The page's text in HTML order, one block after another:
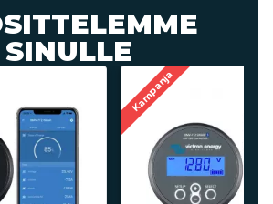
SINULLE
Kampanja